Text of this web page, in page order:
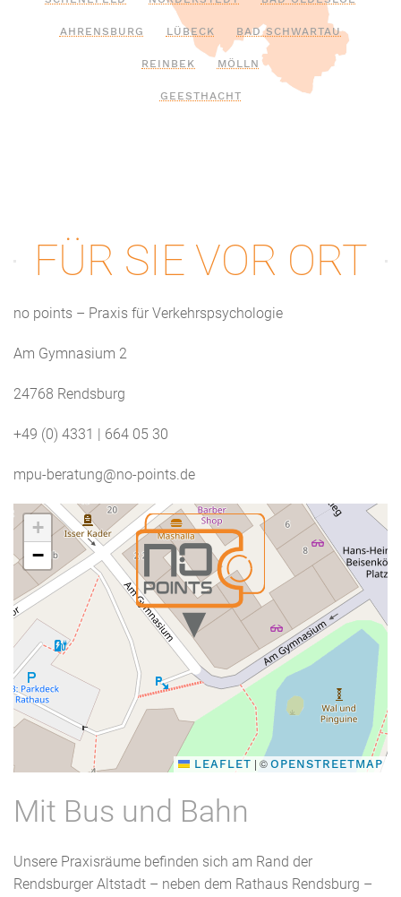
AHRENSBURG LÜBECK BAD SCHWARTAU
REINBEK MÖLLN
GEESTHACHT
FÜR SIE VOR ORT
no points – Praxis für Verkehrspsychologie
Am Gymnasium 2
24768 Rendsburg
+49 (0) 4331 | 664 05 30
mpu-beratung@no-points.de
+
−
LEAFLET | © OPENSTREETMAP
Mit Bus und Bahn
Unsere Praxisräume befinden sich am Rand der
Rendsburger Altstadt – neben dem Rathaus Rendsburg –